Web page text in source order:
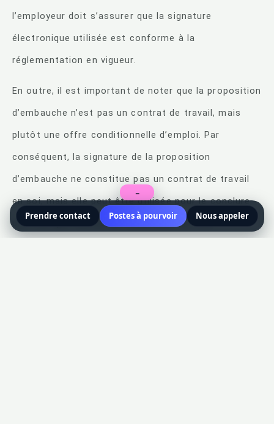
l’employeur doit s’assurer que la signature
électronique utilisée est conforme à la
réglementation en vigueur.
En outre, il est important de noter que la proposition
d’embauche n’est pas un contrat de travail, mais
plutôt une offre conditionnelle d’emploi. Par
conséquent, la signature de la proposition
d’embauche ne constitue pas un contrat de travail
en soi, mais elle peut être utilisée pour le conclure
une fois que toutes les conditions ont été
−
Prendre contact
Postes à pourvoir Nous appeler